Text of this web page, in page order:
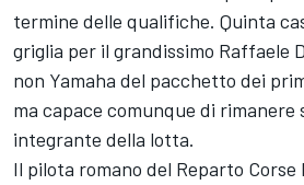
termine delle qualifiche. Quinta
griglia per il grandissimo Raffaele
non Yamaha del pacchetto dei
ma capace comunque di rimanere
integrante della lotta.
Il pilota romano del Reparto Corse